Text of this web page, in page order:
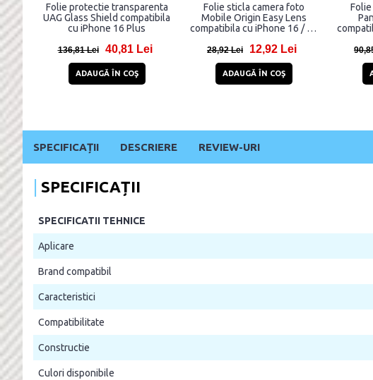
Folie sticla cu sistem de
montare Case friendly Spigen
GLAStR EZ FIT compatibila cu
Privacy
102,99 Lei 68,99 Lei
ADAUGĂ ÎN COŞ
Set 2 protectii sticla camera
foto HOFI CamRing compatibil
cu iPhone 16 / 16 Plus Clear
31,99 Lei 21,99 Lei
ADAUGĂ ÎN COŞ
Rama
HOFI
cu
SPECIFICAȚII DESCRIERE REVIEW-URI
SPECIFICAȚII
SPECIFICATII TEHNICE
Aplicare
Brand compatibil
Caracteristici
Compatibilitate
Constructie
Culori disponibile